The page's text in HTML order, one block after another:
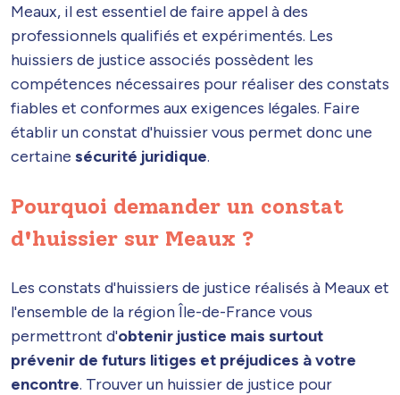
Meaux, il est essentiel de faire appel à des
professionnels qualifiés et expérimentés. Les
huissiers de justice associés possèdent les
compétences nécessaires pour réaliser des constats
fiables et conformes aux exigences légales. Faire
établir un constat d'huissier vous permet donc une
certaine sécurité juridique.
Pourquoi demander un constat
d'huissier sur Meaux ?
Les constats d'huissiers de justice réalisés à Meaux et
l'ensemble de la région Île-de-France vous
permettront d'obtenir justice mais surtout
prévenir de futurs litiges et préjudices à votre
encontre. Trouver un huissier de justice pour